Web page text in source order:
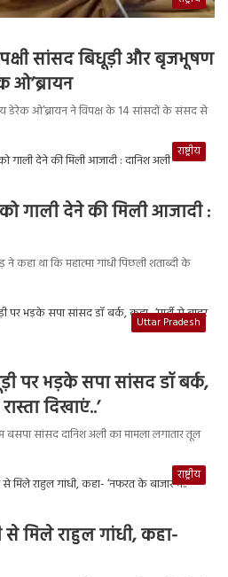
सांसद बिधूड़ी और बृजभूषण
ओ’ब्रायन
डेरेक ओ’ब्रायन ने विपक्ष के 14 सांसदों के संसद से
राष्ट्रीय
गाली देने की मिली आजादी :
ने कहा था कि महात्मा गांधी पिछली शताब्दी के
Uttar Pradesh
पर भड़के सपा सांसद डॉ बर्क,
दिखाएं..’
सांसद दानिश अली का मामला लगातार तूल
राष्ट्रीय
से मिले राहुल गांधी, कहा-